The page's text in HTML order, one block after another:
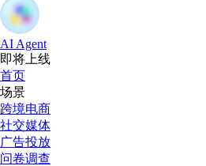
AI Agent
即将上线
首页
场景
跨境电商
社交媒体
广告投放
问卷调查